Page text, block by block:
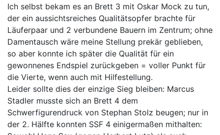
Ich selbst bekam es an Brett 3 mit Oskar Mock zu tun,
der ein aussichtsreiches Qualitätsopfer brachte für
Läuferpaar und 2 verbundene Bauern im Zentrum; ohne
Damentausch wäre meine Stellung prekär geblieben,
so aber konnte ich später die Qualität für ein
gewonnenes Endspiel zurückgeben = voller Punkt für
die Vierte, wenn auch mit Hilfestellung.
Leider sollte dies der einzige Sieg bleiben: Marcus
Stadler musste sich an Brett 4 dem
Schwerfigurendruck von Stephan Stolz beugen; nur in
der 2. Hälfte konnten SSF 4 einigermaßen mithalten: